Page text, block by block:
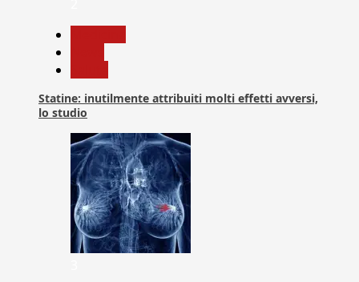
Statine: inutilmente attribuiti molti effetti avversi,
lo studio